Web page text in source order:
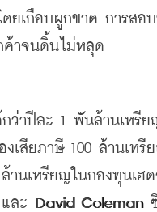
ดยเกือบผูกขาด การสอ
ค้าจนดิ้นไม่หลุด
กว่าปีละ 1 พันล้านเหรีย
งเสียภาษี 100 ล้านเหรี
ล้านเหรียญในกองทุนเฮ
และ David Coleman